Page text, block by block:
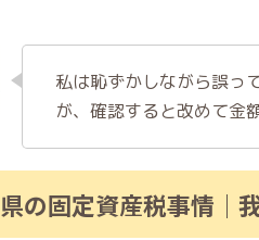
私は恥ずかしながら誤っ
が、確認すると改めて金
の固定資産税事情｜